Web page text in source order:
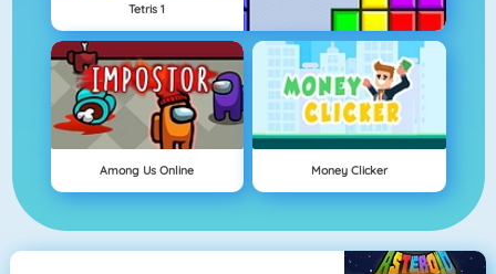
Tetris 1
Among Us Online Money Clicker